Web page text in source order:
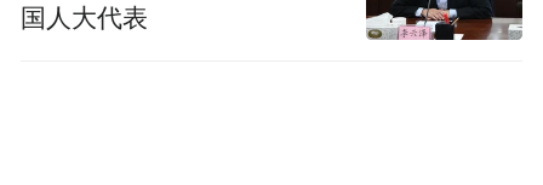
国人大代表